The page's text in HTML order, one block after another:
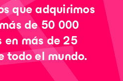
que adquirimos
de 50 000
en más de 25
todo el mundo.